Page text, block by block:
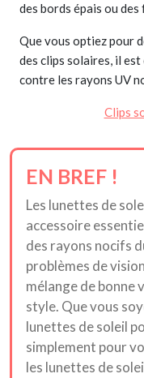
des bords épais ou
Que vous optiez pour
des clips solaires, il
contre les rayons UV
Clips
EN BREF !
Les lunettes de
accessoire
des rayons nocifs
problèmes de
mélange de bonne
style. Que vous
lunettes de soleil
simplement pour
les lunettes de